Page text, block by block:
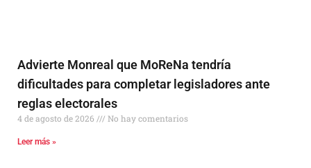
Advierte Monreal que MoReNa tendría
dificultades para completar legisladores ante
reglas electorales
4 de agosto de 2026 No hay comentarios
Leer más »